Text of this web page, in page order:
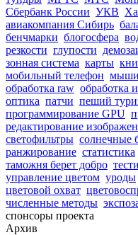
Сбербанк России УКВ
авиакомпания Сибирь
бенчмарки блогосфера
резкости глупости
зонная система карты
мобильный телефон мыши
обработка raw обработка
оптика патчи пеший
программирование GPU
редактирование
светофильтры солнечные
ранжирование статистика
таможня берет добро
управление цветом уроды
цветовой охват
численные методы
спонсоры проекта
Архив